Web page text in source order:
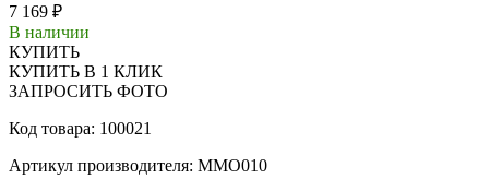
7 169 ₽
В наличии
КУПИТЬ
КУПИТЬ В 1 КЛИК
ЗАПРОСИТЬ ФОТО
Код товара: 100021
Артикул производителя: MMO010